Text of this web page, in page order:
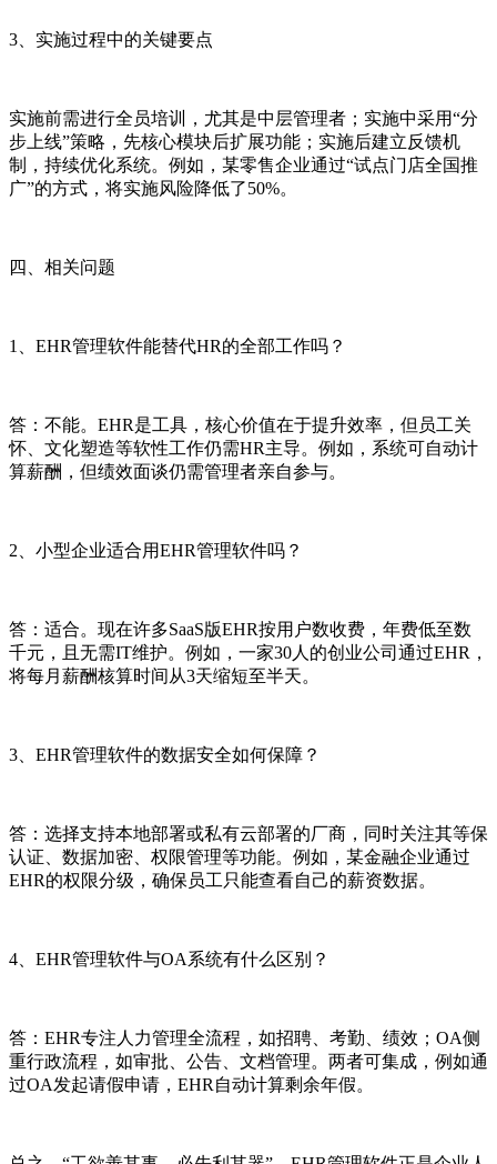
3、实施过程中的关键要点
实施前需进行全员培训，尤其是中层管理者；实施中采用“分
步上线”策略，先核心模块后扩展功能；实施后建立反馈机
制，持续优化系统。例如，某零售企业通过“试点门店全国推
广”的方式，将实施风险降低了50%。
四、相关问题
1、EHR管理软件能替代HR的全部工作吗？
答：不能。EHR是工具，核心价值在于提升效率，但员工关
怀、文化塑造等软性工作仍需HR主导。例如，系统可自动计
算薪酬，但绩效面谈仍需管理者亲自参与。
2、小型企业适合用EHR管理软件吗？
答：适合。现在许多SaaS版EHR按用户数收费，年费低至数
千元，且无需IT维护。例如，一家30人的创业公司通过EHR，
将每月薪酬核算时间从3天缩短至半天。
3、EHR管理软件的数据安全如何保障？
答：选择支持本地部署或私有云部署的厂商，同时关注其等保
认证、数据加密、权限管理等功能。例如，某金融企业通过
EHR的权限分级，确保员工只能查看自己的薪资数据。
4、EHR管理软件与OA系统有什么区别？
答：EHR专注人力管理全流程，如招聘、考勤、绩效；OA侧
重行政流程，如审批、公告、文档管理。两者可集成，例如通
过OA发起请假申请，EHR自动计算剩余年假。